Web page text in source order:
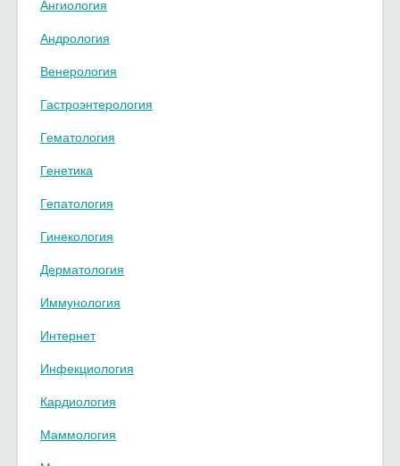
Ангиология
Андрология
Венерология
Гастроэнтерология
Гематология
Генетика
Гепатология
Гинекология
Дерматология
Иммунология
Интернет
Инфекциология
Кардиология
Маммология